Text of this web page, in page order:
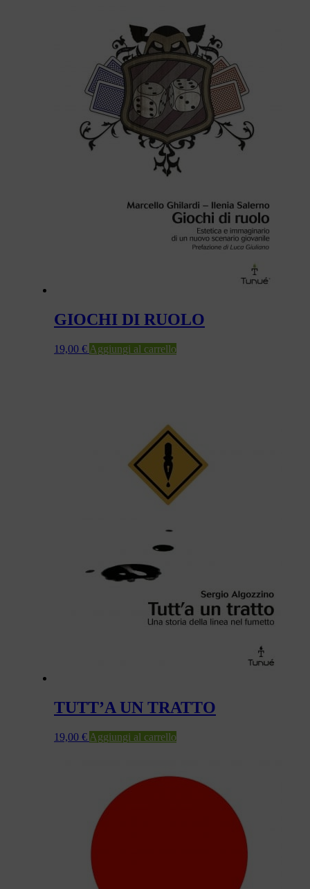
GIOCHI DI RUOLO
19,00 € Aggiungi al carrello
TUTT’A UN TRATTO
19,00 € Aggiungi al carrello